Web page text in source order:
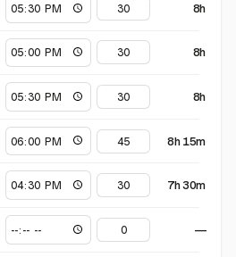
8h
8h
8h
8h 15m
7h 30m
—